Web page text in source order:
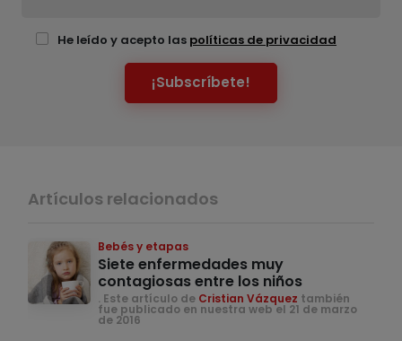
He leído y acepto las políticas de privacidad
¡Subscríbete!
Artículos relacionados
Bebés y etapas
Siete enfermedades muy
contagiosas entre los niños
. Este artículo de Cristian Vázquez también
fue publicado en nuestra web el 21 de marzo
de 2016